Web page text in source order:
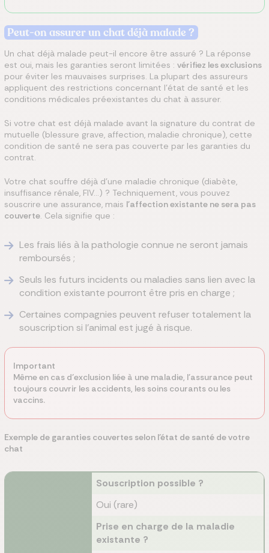
Peut-on assurer un chat déjà malade ?
Un chat déjà malade peut-il encore être assuré ? La réponse
est oui, mais les garanties seront limitées : vérifiez les exclusions
pour éviter les mauvaises surprises. La plupart des assureurs
appliquent des restrictions concernant l’état de santé et les
conditions médicales préexistantes du chat à assurer.
Si votre chat est déjà malade avant la signature du contrat de
mutuelle (blessure grave, affection, maladie chronique), cette
condition de santé ne sera pas couverte par les garanties du
contrat.
Votre chat souffre déjà d'une maladie chronique (diabète,
insuffisance rénale, FIV...) ? Techniquement, vous pouvez
souscrire une assurance, mais l'affection existante ne sera pas
couverte. Cela signifie que :
Les frais liés à la pathologie connue ne seront jamais
remboursés ;
Seuls les futurs incidents ou maladies sans lien avec la
condition existante pourront être pris en charge ;
Certaines compagnies peuvent refuser totalement la
souscription si l’animal est jugé à risque.
Important
Même en cas d’exclusion liée à une maladie, l’assurance peut
toujours couvrir les accidents, les soins courants ou les
vaccins.
Exemple de garanties couvertes selon l'état de santé de votre
chat
Souscription possible ?
Oui (rare)
Prise en charge de la maladie
existante ?